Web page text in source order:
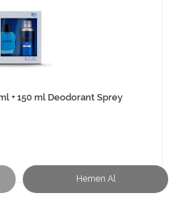
Hemen Al
+ 150 ml Deodorant Sprey